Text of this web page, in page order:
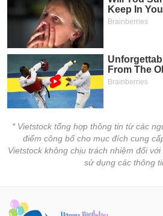
* Vietstock tổng hợp thông tin từ các
điểm công bố cho mục đích cung
Vietstock không chịu trách nhiệm đối
sử dụng các thông